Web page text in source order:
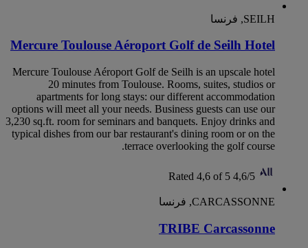
SEILH, فرنسا
Mercure Toulouse Aéroport Golf de Seilh Hotel
Mercure Toulouse Aéroport Golf de Seilh is an upscale hotel
20 minutes from Toulouse. Rooms, suites, studios or
apartments for long stays: our different accommodation
options will meet all your needs. Business guests can use our
3,230 sq.ft. room for seminars and banquets. Enjoy drinks and
typical dishes from our bar restaurant's dining room or on the
terrace overlooking the golf course.
4,6/5
Rated 4,6 of 5
CARCASSONNE, فرنسا
TRIBE Carcassonne